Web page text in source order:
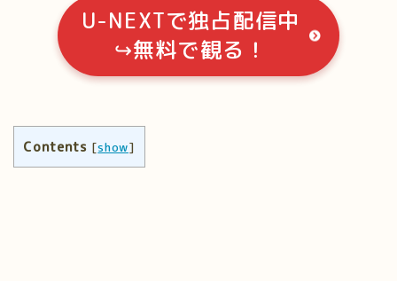
U-NEXTで独占配信中
↪無料で観る！
Contents [show]